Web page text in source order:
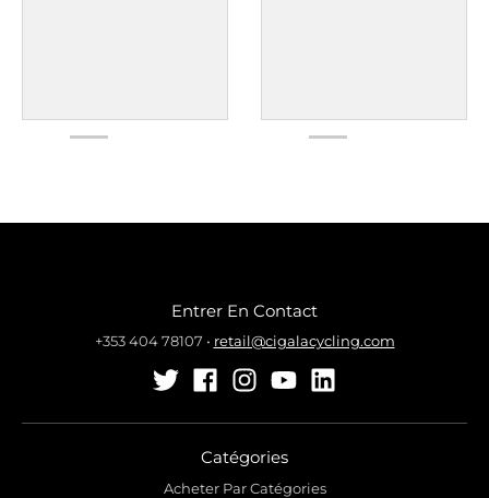
Entrer En Contact
+353 404 78107 • retail@cigalacycling.com
Catégories
Acheter Par Catégories